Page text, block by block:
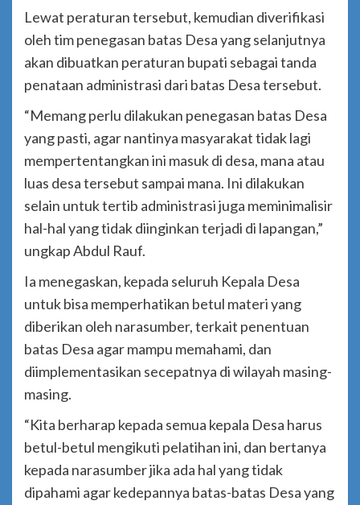
Lewat peraturan tersebut, kemudian diverifikasi
oleh tim penegasan batas Desa yang selanjutnya
akan dibuatkan peraturan bupati sebagai tanda
penataan administrasi dari batas Desa tersebut.
“Memang perlu dilakukan penegasan batas Desa
yang pasti, agar nantinya masyarakat tidak lagi
mempertentangkan ini masuk di desa, mana atau
luas desa tersebut sampai mana. Ini dilakukan
selain untuk tertib administrasi juga meminimalisir
hal-hal yang tidak diinginkan terjadi di lapangan,”
ungkap Abdul Rauf.
Ia menegaskan, kepada seluruh Kepala Desa
untuk bisa memperhatikan betul materi yang
diberikan oleh narasumber, terkait penentuan
batas Desa agar mampu memahami, dan
diimplementasikan secepatnya di wilayah masing-
masing.
“Kita berharap kepada semua kepala Desa harus
betul-betul mengikuti pelatihan ini, dan bertanya
kepada narasumber jika ada hal yang tidak
dipahami agar kedepannya batas-batas Desa yang